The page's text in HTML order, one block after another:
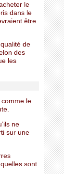
le
dans le
être
de
des
les
comme le
ne
sur une
sont